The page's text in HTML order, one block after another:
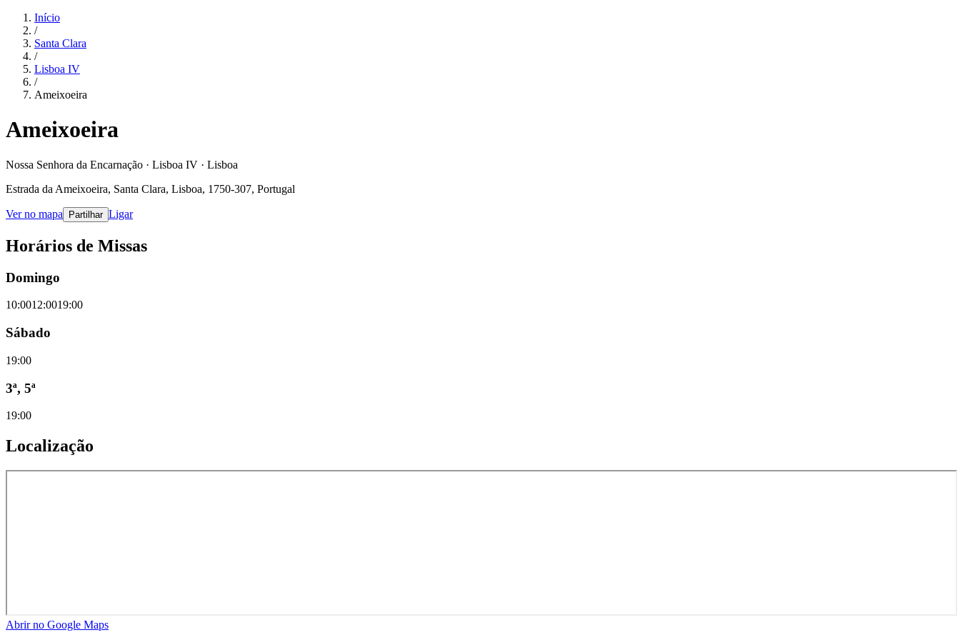
Início
/
Santa Clara
/
Lisboa IV
/
Ameixoeira
Ameixoeira
Nossa Senhora da Encarnação · Lisboa IV · Lisboa
Estrada da Ameixoeira, Santa Clara, Lisboa, 1750-307, Portugal
Ver no mapa Partilhar Ligar
Horários de Missas
Domingo
10:0012:0019:00
Sábado
19:00
3ª, 5ª
19:00
Localização
Abrir no Google Maps